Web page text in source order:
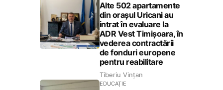
Alte 502 apartamente
din orașul Uricani au
intrat în evaluare la
ADR Vest Timișoara, în
vederea contractării
de fonduri europene
pentru reabilitare
Tiberiu Vințan
EDUCAȚIE